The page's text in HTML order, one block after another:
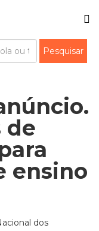
de
ensino
dos